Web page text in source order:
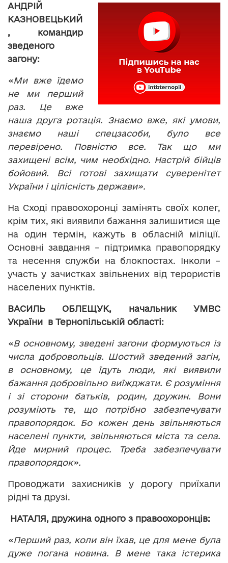
АНДРІЙ
КАЗНОВЕЦЬКИЙ
, командир
зведеного
загону:
«Ми вже їдемо
не ми перший
раз. Це вже
наша друга ротація. Знаємо вже, які умови,
знаємо наші спецзасоби, було все
перевірено. Повністю все. Так що ми
захищені всім, чим необхідно. Настрій бійців
бойовий. Всі готові захищати суверенітет
України і цілісність держави».
На Сході правоохоронці замінять своїх колег,
крім тих, які виявили бажання залишитися ще
на один термін, кажуть в обласній міліції.
Основні завдання – підтримка правопорядку
та несення служби на блокпостах. Інколи –
участь у зачистках звільнених від терористів
населених пунктів.
ВАСИЛЬ ОБЛЕЩУК, начальник УМВС
України в Тернопільській області:
«В основному, зведені загони формуються із
числа добровольців. Шостий зведений загін,
в основному, це їдуть люди, які виявили
бажання добровільно виїжджати. Є розуміння
і зі сторони батьків, родин, дружин. Вони
розуміють те, що потрібно забезпечувати
правопорядок. Бо кожен день звільняються
населені пункти, звільняються міста та села.
Йде мирний процес. Треба забезпечувати
правопорядок».
Проводжати захисників у дорогу приїхали
рідні та друзі.
НАТАЛЯ, дружина одного з правоохоронців:
«Перший раз, коли він їхав, це для мене була
дуже погана новина. В мене така істерика